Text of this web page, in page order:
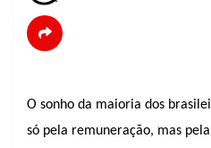
O sonho da maioria dos
só pela remuneração, mas